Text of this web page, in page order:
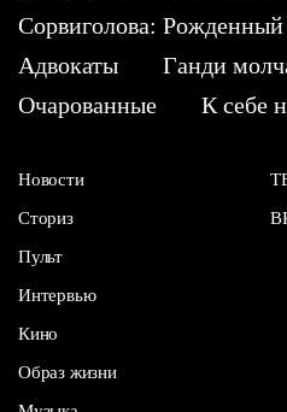
Сорвиголова: Рожденный
Адвокаты
Ганди
Очарованные
К себе
Новости
Сториз
Пульт
Интервью
Кино
Образ жизни